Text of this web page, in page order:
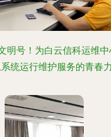
明号！为白云信科运维
统运行维护服务的青春